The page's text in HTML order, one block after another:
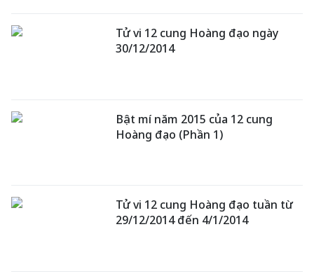
Tử vi 12 cung Hoàng đạo ngày
30/12/2014
Bật mí năm 2015 của 12 cung
Hoàng đạo (Phần 1)
Tử vi 12 cung Hoàng đạo tuần từ
29/12/2014 đến 4/1/2014